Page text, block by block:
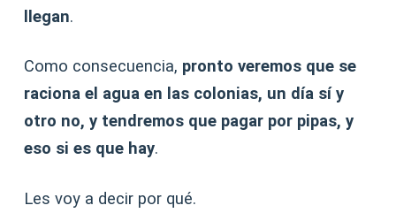
llegan.
Como consecuencia, pronto veremos que se
raciona el agua en las colonias, un día sí y
otro no, y tendremos que pagar por pipas, y
eso si es que hay.
Les voy a decir por qué.